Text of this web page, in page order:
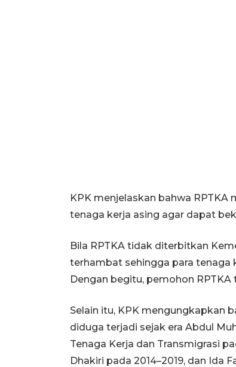
KPK menjelaskan bahwa RPTKA
tenaga kerja asing agar dapat
Bila RPTKA tidak diterbitkan
terhambat sehingga para tenaga
Dengan begitu, pemohon
Selain itu, KPK mengungkapkan
diduga terjadi sejak era Abdul
Tenaga Kerja dan Transmigrasi
Dhakiri pada 2014–2019, dan Ida